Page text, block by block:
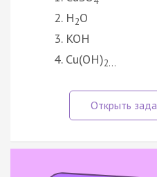
H2O
KOH
Cu(OH)2…